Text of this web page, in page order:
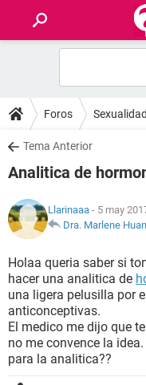
FOROS
SALUD
NUTRICIÓN
BIENESTAR
SEXUALIDAD
GLOSARIO
Foros Sexualidad
Tema Anterior
Analitica de
Llarinaaa - 5 may
Dra. Marlene
Holaa queria saber si
hacer una analitica de
una ligera pelusilla por
anticonceptivas.
El medico me dijo que
no me convence la
para la analitica??